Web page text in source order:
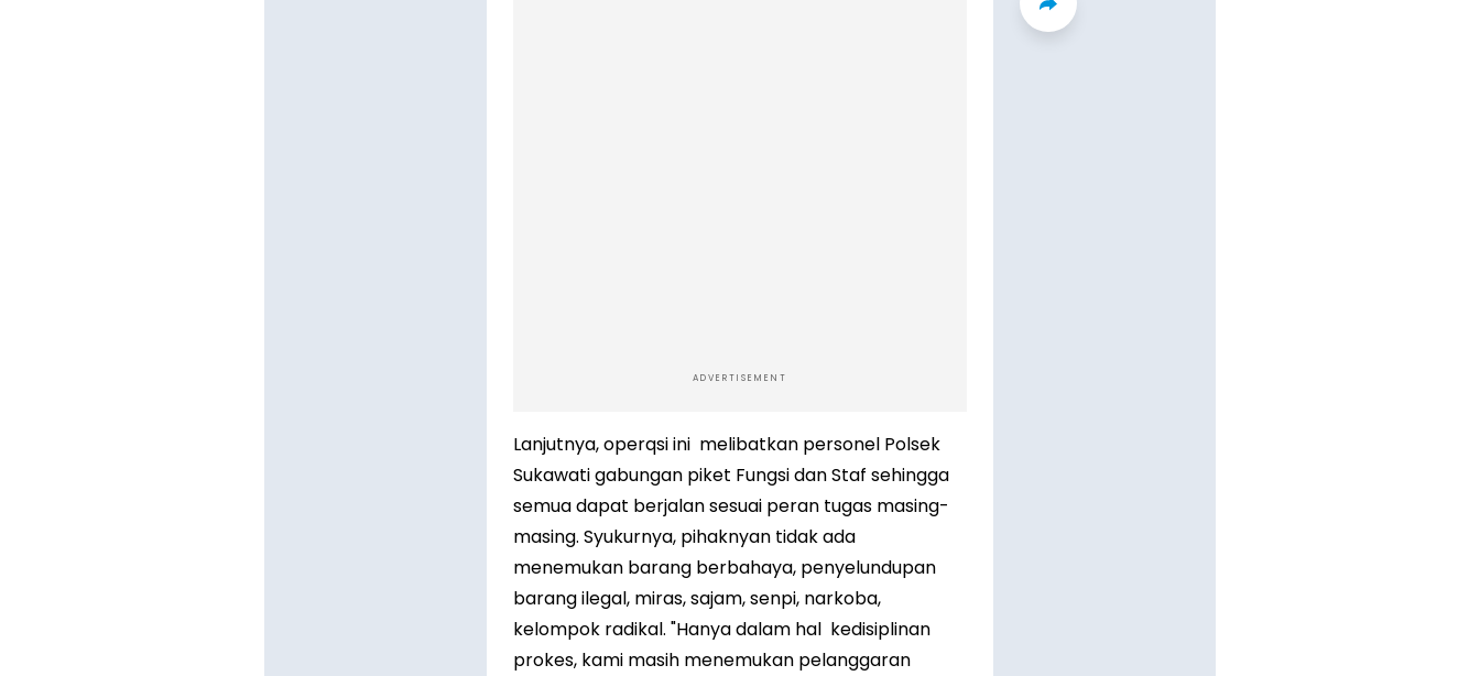
ADVERTISEMENT
Lanjutnya, operqsi ini melibatkan personel Polsek
Sukawati gabungan piket Fungsi dan Staf sehingga
semua dapat berjalan sesuai peran tugas masing-
masing. Syukurnya, pihaknyan tidak ada
menemukan barang berbahaya, penyelundupan
barang ilegal, miras, sajam, senpi, narkoba,
kelompok radikal. "Hanya dalam hal kedisiplinan
prokes, kami masih menemukan pelanggaran